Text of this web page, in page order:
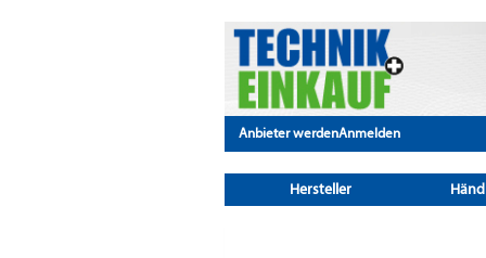
Anbieter werdenAnmelden
Hersteller